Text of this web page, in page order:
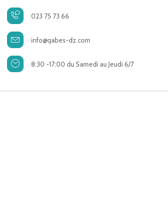
023 75 73 66
info@qabes-dz.com
8:30 -17:00 du Samedi au Jeudi 6/7